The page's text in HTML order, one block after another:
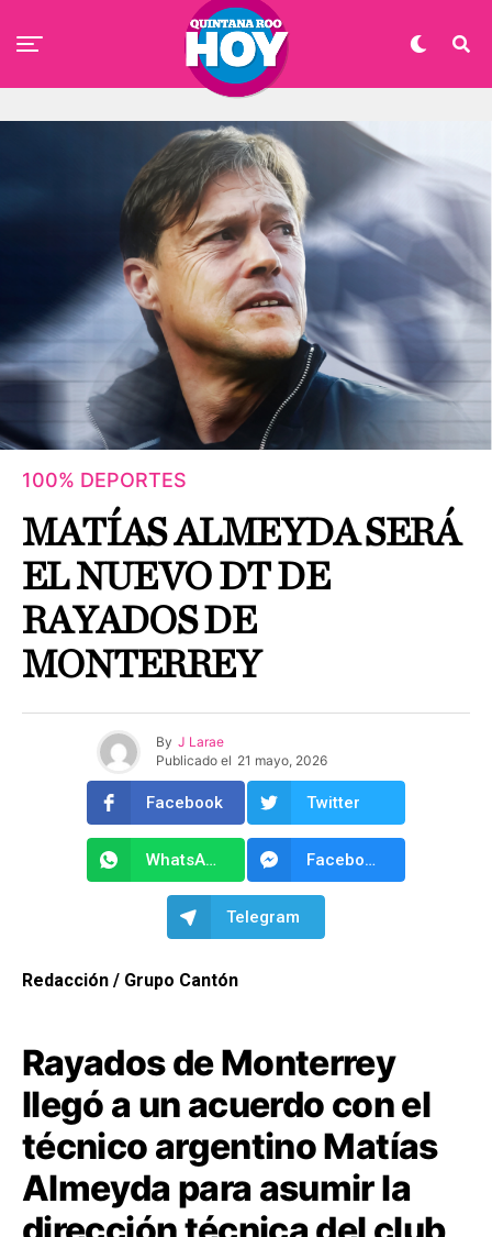
100% DEPORTES
MATÍAS ALMEYDA SERÁ
EL NUEVO DT DE
RAYADOS DE
MONTERREY
By J Larae
Publicado el 21 mayo, 2026
Facebook Twitter
WhatsApp Facebook Messenger
Telegram
Redacción / Grupo Cantón
Rayados de Monterrey
llegó a un acuerdo con el
técnico argentino Matías
Almeyda para asumir la